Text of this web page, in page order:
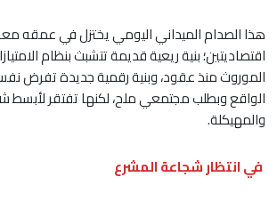
هذا الصدام الميداني اليومي يختزل في عمقه
اقتصاديتين؛ بنية ريعية قديمة تتشبث بنظام
الموروث منذ عقود، وبنية رقمية جديدة تفرض
الواقع وبطلب مجتمعي ملح، لكنها تفتقر لأبسط
والمهيكلة.
في انتظار شجاعة المشرع